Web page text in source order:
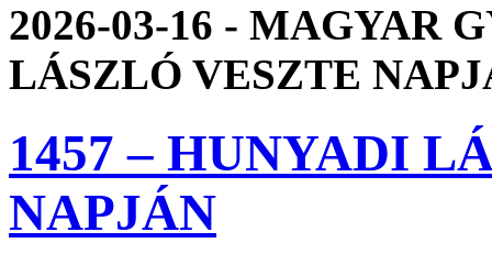
2026-03-16 - MAGYAR
LÁSZLÓ VESZTE
1457 – HUNYADI
NAPJÁN